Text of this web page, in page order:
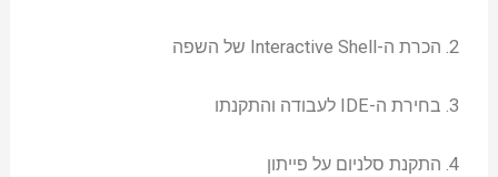
2. הכרת ה-Interactive Shell של השפה
3. בחירת ה-IDE לעבודה והתקנתו
4. התקנת סלניום על פייתון